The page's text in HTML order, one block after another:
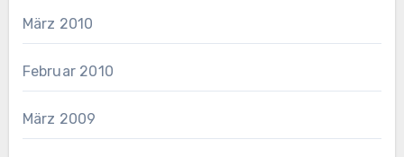
März 2010
Februar 2010
März 2009